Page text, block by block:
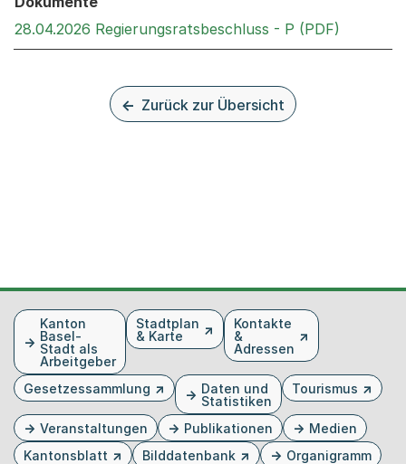
28.04.2026 Regierungsratsbeschluss - P (PDF)
Zurück zur Übersicht
FusszeileKanton
Basel-
Stadt als
Arbeitgeber
Stadtplan
& Karte
Kontakte
&
Adressen
Gesetzessammlung
Daten und
Statistiken
Tourismus
Veranstaltungen Publikationen
Medien
Kantonsblatt
Bilddatenbank Organigramm